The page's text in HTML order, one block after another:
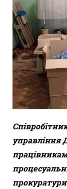
управління